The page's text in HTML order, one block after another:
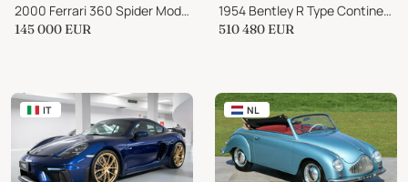
2000 Ferrari 360 Spider Modena Manuale
145 000 EUR
1954 Bentley R Type Continental Auto H J Mulliner Fastback BC38D
510 480 EUR
IT NL